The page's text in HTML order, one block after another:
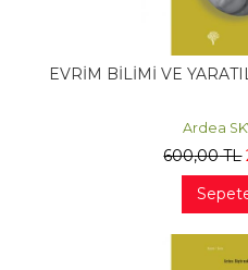
EVRİM BİLİMİ VE
Ardea
600,00TL